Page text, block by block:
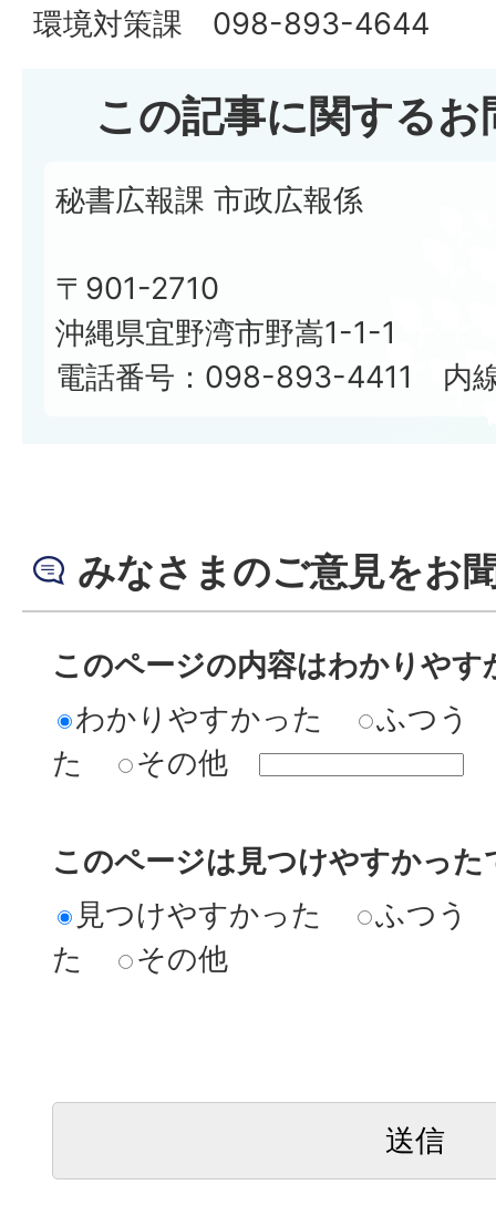
環境対策課 098-893-4644
この記事に関する
秘書広報課 市政広報係
〒901-2710
沖縄県宜野湾市野嵩1-1-1
電話番号：098-893-4411 内
みなさまのご意見をお
このページの内容はわかりやす
わかりやすかった
ふつう
た
その他
このページは見つけやすかった
見つけやすかった
ふつう
た
その他